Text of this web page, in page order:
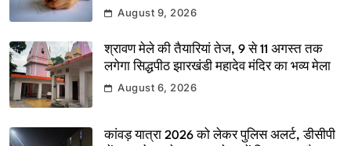
August 9, 2026
श्रावण मेले की तैयारियां तेज, 9 से 11 अगस्त तक
लगेगा सिद्धपीठ झारखंडी महादेव मंदिर का भव्य मेला
August 6, 2026
कांवड़ यात्रा 2026 को लेकर पुलिस अलर्ट, डीसीपी